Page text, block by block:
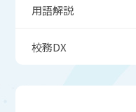
用語解説
校務DX